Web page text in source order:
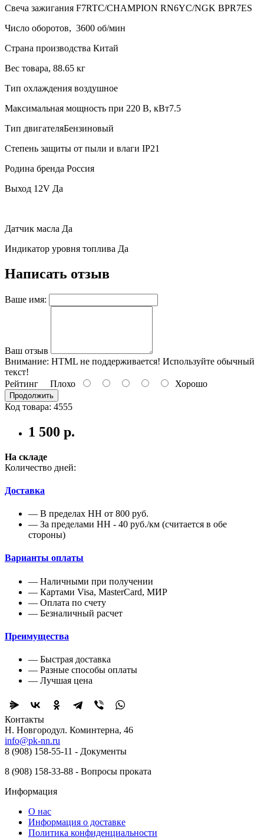
Свеча зажигания F7RTC/CHAMPION RN6YC/NGK BPR7ES
Число оборотов, 3600 об/мин
Страна производства Китай
Вес товара, 88.65 кг
Тип охлаждения воздушное
Максимальная мощность при 220 В, кВт7.5
Тип двигателяБензиновый
Степень защиты от пыли и влаги IP21
Родина бренда Россия
Выход 12V Да
Датчик масла Да
Индикатор уровня топлива Да
Написать отзыв
Ваше имя:
Ваш отзыв
Внимание: HTML не поддерживается! Используйте обычный
текст!
Рейтинг Плохо Хорошо
Продолжить
Код товара: 4555
1 500 р.
На складе
Количество дней:
Доставка
— В пределах НН от 800 руб.
— За пределами НН - 40 руб./км (считается в обе
стороны)
Варианты оплаты
— Наличными при получении
— Картами Visa, MasterCard, МИР
— Оплата по счету
— Безналичный расчет
Преимущества
— Быстрая доставка
— Разные способы оплаты
— Лучшая цена
Контакты
Н. Новгород ​ул. Коминтерна, 46
info@pk-nn.ru
8 (908) 158-55-11 - Документы
8 (908) 158-33-88 - Вопросы проката
Информация
О нас
Информация о доставке
Политика конфиденциальности